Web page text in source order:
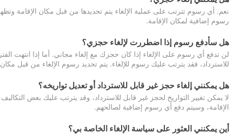
نعم. أي رسوم تترتب على عملية الإلغاء يتم تحديدها من قبل مكان الإقامة
رسوم إضافية لمكان الإقامة.
هل سأدفع رسوم إذا اضطررت لإلغاء حجزي؟
لن تدفع أي رسوم على الإلغاء إذا كان حجزك مع إلغاء مجاني. أما إذا انتهت
للاسترداد، فقد يترتب عليك رسوم للإلغاء. يتم تحديد رسوم الإلغاء من قبل
هل يمكنني إلغاء حجز غير قابل للاسترداد أو تعديل تواريخه؟
لا يمكن تغيير التواريخ لحجز غير قابل للاسترداد، وقد يترتب عليك بعض
الإقامة، وسيتم دفع أي رسوم إضافية لصالحهم.
أين يمكنني العثور على سياسة الإلغاء الخاصة بي؟